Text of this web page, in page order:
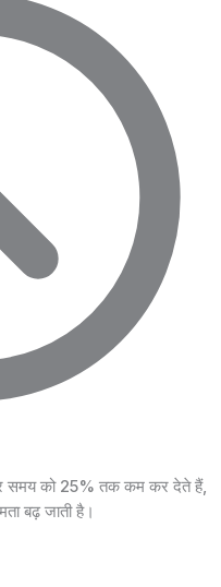
समय को 25% तक कम कर देते हैं,
बढ़ जाती है।